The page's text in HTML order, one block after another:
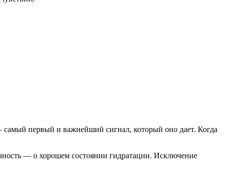
первый и важнейший сигнал, который оно дает. Когда
— о хорошем состоянии гидратации. Исключение